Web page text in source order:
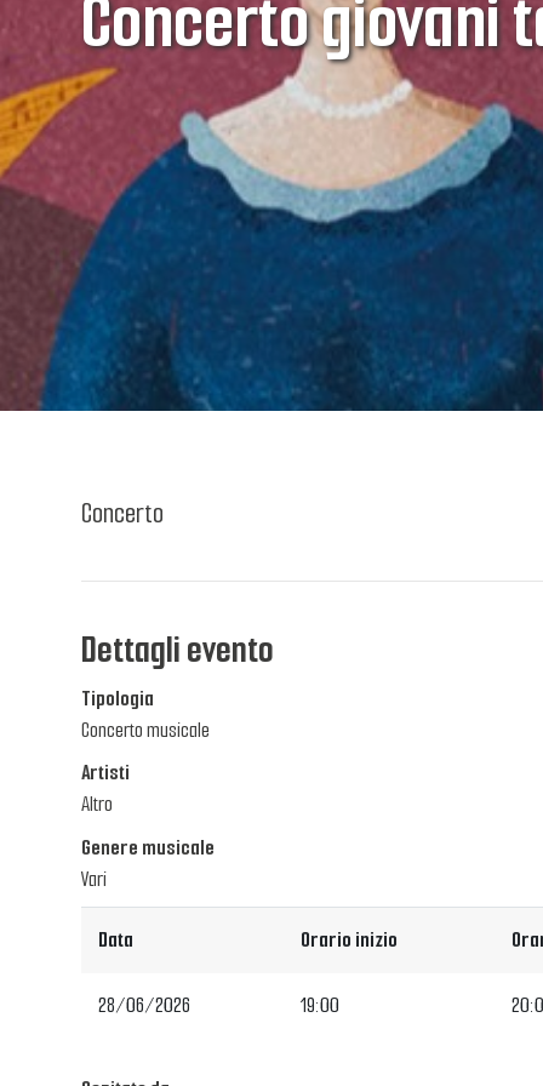
Concerto giovani
Concerto
Dettagli evento
Tipologia
Concerto musicale
Artisti
Altro
Genere musicale
Vari
Data Orario inizio
28/06/2026 19:00